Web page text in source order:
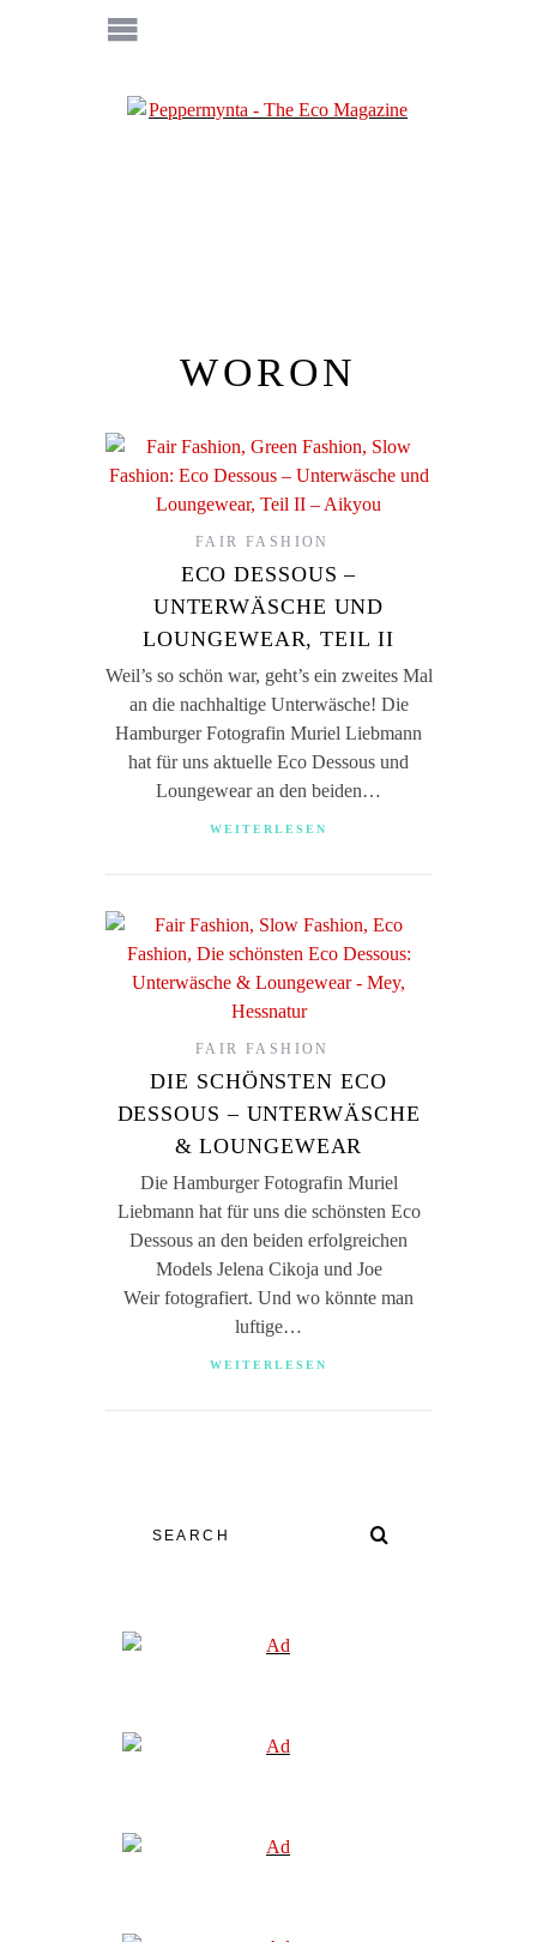
WORON
FAIR FASHION
ECO DESSOUS –
UNTERWÄSCHE UND
LOUNGEWEAR, TEIL II
Weil’s so schön war, geht’s ein zweites Mal
an die nachhaltige Unterwäsche! Die
Hamburger Fotografin Muriel Liebmann
hat für uns aktuelle Eco Dessous und
Loungewear an den beiden…
WEITERLESEN
FAIR FASHION
DIE SCHÖNSTEN ECO
DESSOUS – UNTERWÄSCHE
& LOUNGEWEAR
Die Hamburger Fotografin Muriel
Liebmann hat für uns die schönsten Eco
Dessous an den beiden erfolgreichen
Models Jelena Cikoja und Joe
Weir fotografiert. Und wo könnte man
luftige…
WEITERLESEN